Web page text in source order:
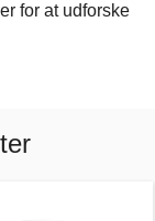
for at udforske